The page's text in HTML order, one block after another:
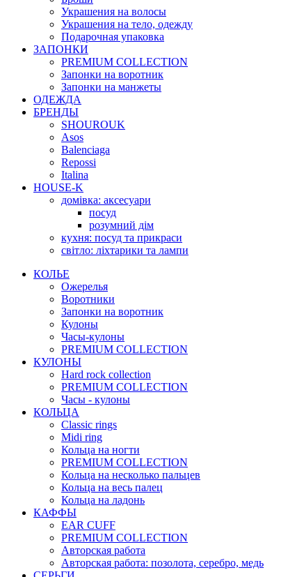
Украшения на волосы
Украшения на тело, одежду
Подарочная упаковка
ЗАПОНКИ
PREMIUM COLLECTION
Запонки на воротник
Запонки на манжеты
ОДЕЖДА
БРЕНДЫ
SHOUROUK
Asos
Balenciaga
Repossi
Italina
HOUSE-K
домівка: аксесуари
посуд
розумний дім
кухня: посуд та прикраси
світло: ліхтарики та лампи
КОЛЬЕ
Ожерелья
Воротники
Запонки на воротник
Кулоны
Часы-кулоны
PREMIUM COLLECTION
КУЛОНЫ
Hard rock collection
PREMIUM COLLECTION
Часы - кулоны
КОЛЬЦА
Classic rings
Midi ring
Кольца на ногти
PREMIUM COLLECTION
Кольца на несколько пальцев
Кольца на весь палец
Кольца на ладонь
КАФФЫ
EAR CUFF
PREMIUM COLLECTION
Авторская работа
Авторская работа: позолота, серебро, медь